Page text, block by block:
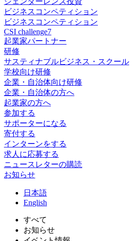
ビジネスコンペティション
ビジネスコンペティション
CSI challenge7
起業家パートナー
研修
サスティナブルビジネス・スクール
学校向け研修
企業・自治体向け研修
企業・自治体の方へ
起業家の方へ
参加する
サポーターになる
寄付する
インターンをする
求人に応募する
ニュースレターの購読
お知らせ
日 本語
English
すべて
お知らせ